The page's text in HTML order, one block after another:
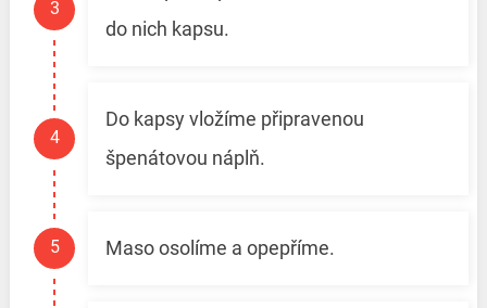
do nich kapsu.
Do kapsy vložíme připravenou
špenátovou náplň.
Maso osolíme a opepříme.